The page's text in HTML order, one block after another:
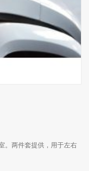
。两件套提供，用于左右